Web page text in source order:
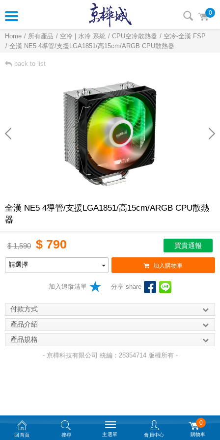
0
Home 所有產品 空冷 | 水冷 系統 CPU空冷散熱器
空冷-全漢 FSP
全漢 NE5 4導管/支援LGA1851/高15cm/ARGB CPU散熱器
back to list
全漢 NE5 4導管/支援LGA1851/高15cm/ARGB CPU散熱
器
$1,590 $ 790 買貴通報
加入購物車
加入追蹤清單 分享 share
付款方式
產品介紹
產品規格
- 京樺科技有限公司 統編：28354714 版權所有 -
回首頁 搜尋 主選單 會員中心
0
購物車